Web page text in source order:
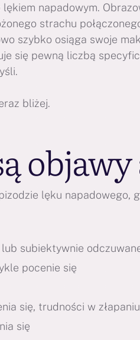
napadowym.
strachu
szybko osiąga swoje
się pewną liczbą
bliżej.
lęku napadowego,
lub subiektywnie
pocenie się
się, trudności w
się